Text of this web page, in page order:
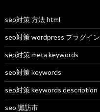
seo対策 方法 html
seo対策 wordpress プラグイン
seo対策 meta keywords
seo対策 keywords
seo対策 keywords description
seo 諏訪市